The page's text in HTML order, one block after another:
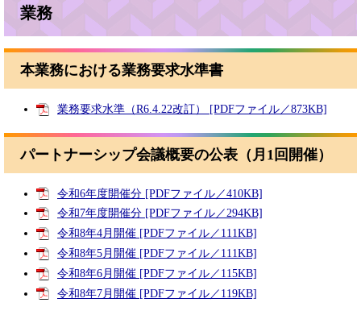
業務
本業務における業務要求水準書
業務要求水準（R6.4.22改訂） [PDFファイル／873KB]
パートナーシップ会議概要の公表（月1回開催）
令和6年度開催分 [PDFファイル／410KB]
令和7年度開催分 [PDFファイル／294KB]
令和8年4月開催 [PDFファイル／111KB]
令和8年5月開催 [PDFファイル／111KB]
令和8年6月開催 [PDFファイル／115KB]
令和8年7月開催 [PDFファイル／119KB]